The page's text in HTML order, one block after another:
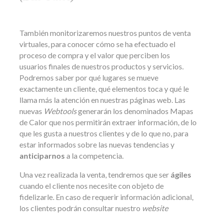
También monitorizaremos nuestros puntos de venta
virtuales, para conocer cómo se ha efectuado el
proceso de compra y el valor que perciben los
usuarios finales de nuestros productos y servicios.
Podremos saber por qué lugares se mueve
exactamente un cliente, qué elementos toca y qué le
llama más la atención en nuestras páginas web. Las
nuevas Webtoolsgenerarán los denominados Mapas
de Calor que nos permitirán extraer información, de lo
que les gusta a nuestros clientes y de lo que no, para
estar informados sobre las nuevas tendencias y
anticiparnos a la competencia.
Una vez realizada la venta, tendremos que ser ágiles
cuando el cliente nos necesite con objeto de
fidelizarle. En caso de requerir información adicional,
los clientes podrán consultar nuestro website